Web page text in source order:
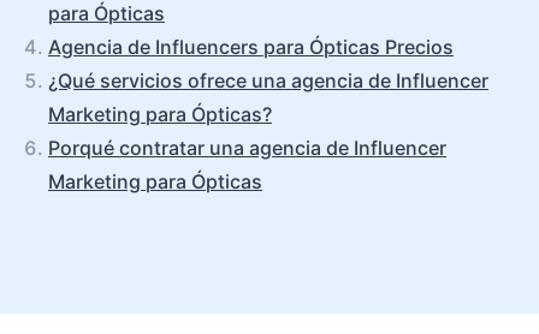
para Ópticas
Agencia de Influencers para Ópticas Precios
¿Qué servicios ofrece una agencia de Influencer
Marketing para Ópticas?
Porqué contratar una agencia de Influencer
Marketing para Ópticas